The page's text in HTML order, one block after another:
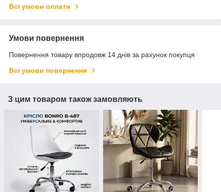
Всі умови оплати
Умови повернення
Повернення товару впродовж 14 днів за рахунок покупця
Всі умови повернення
З цим товаром також замовляють